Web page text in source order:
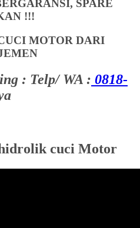
SPARE
!!!
MOTOR DARI
: Telp/ WA : 0818-
cuci Motor